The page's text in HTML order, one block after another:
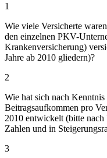
1
Wie viele Versicherte
den einzelnen PKV-
Krankenversicherung)
Jahre ab 2010 gliedern)?
2
Wie hat sich nach
Beitragsaufkommen pro
2010 entwickelt (bitte
Zahlen und in
3